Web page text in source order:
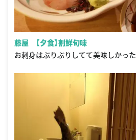
藤屋 【夕食】割鮮旬味
お刺身はぷりぷりしてて美味しかった